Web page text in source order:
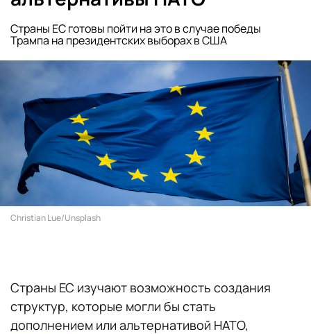
Страны ЕС готовы пойти на это в случае победы
Трампа на президентских выборах в США
Christian Lue/Unsplash
Страны ЕС изучают возможность создания
структур, которые могли бы стать
дополнением или альтернативой НАТО,